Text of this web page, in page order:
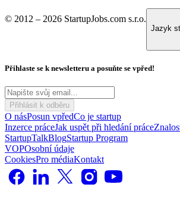
© 2012 – 2026 StartupJobs.com s.r.o.
Jazyk
Přihlaste se k newsletteru a posuňte se vpřed!
Přihlásit k odběru
O násPosun vpředCo je startup
Inzerce práceJak uspět při hledání práce
StartupTalkBlogStartup Program
VOPOsobní údaje
CookiesPro médiaKontakt